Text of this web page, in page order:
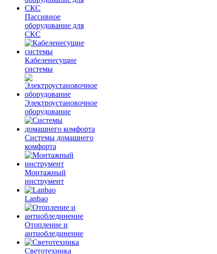
Пассивное
оборудование для
СКС
Кабеленесущие
системы
Электроустановочное
оборудование
Системы домашнего
комфорта
Монтажный
инструмент
Lanbao
Отопление и
антиоблединение
Светотехника